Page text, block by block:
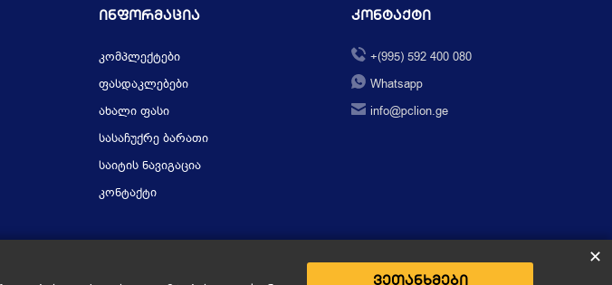
Ინფორმაცია
კომპლექტები
ფასდაკლებები
ახალი ფასი
სასაჩუქრე ბარათი
საიტის ნავიგაცია
კონტაქტი
Კონტაქტი
+(995) 592 400 080
Whatsapp
info@pclion.ge
ვეთანხმები
✕